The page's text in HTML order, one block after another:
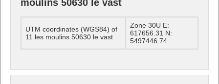
moulins 50630 le vast
UTM coordinates (WGS84) of
11 les moulins 50630 le vast
Zone 30U E:
617656.31 N:
5497446.74